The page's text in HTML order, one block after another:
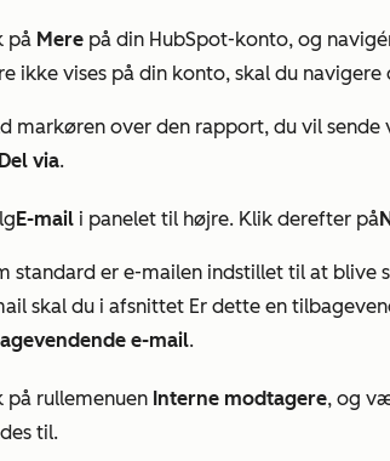
på Mere på din HubSpot-konto, og
ikke vises på din konto, skal du
markøren over den rapport, du vil sende
Del via.
E-mail i panelet til højre. Klik derefter på
standard er e-mailen indstillet til at blive
skal du i afsnittet Er dette en
e-mail.
på rullemenuen Interne modtagere, og
til.